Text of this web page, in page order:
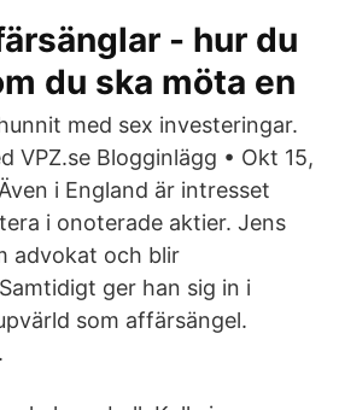
- hur du
du ska möta en
med sex investeringar.
VPZ.se Blogginlägg • Okt 15,
i England är intresset
i onoterade aktier. Jens
advokat och blir
ger han sig in i
som affärsängel.